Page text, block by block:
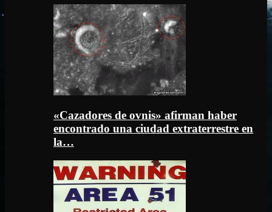
«Cazadores de ovnis» afirman haber
encontrado una ciudad extraterrestre en
la…